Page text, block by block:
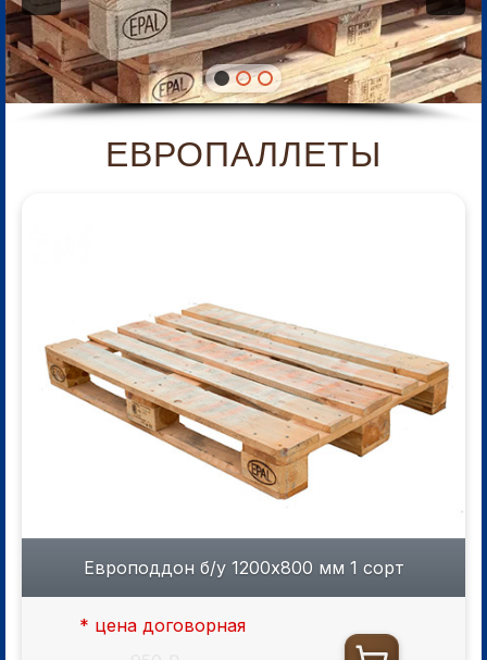
ЕВРОПАЛЛЕТЫ
Европоддон б/у 1200х800 мм 1 сорт
* цена договорная